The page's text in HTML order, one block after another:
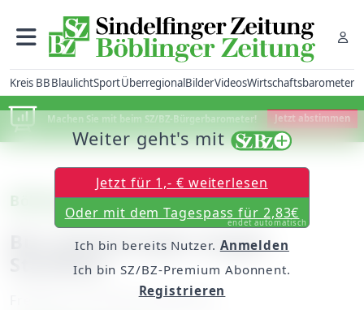
Kreis BBBlaulichtSportÜberregionalBilderVideosWirtschaftsbarometer
Machen Sie mit beim SZ/BZ-Bürgerbarometer! Jetzt abstimmen
Böblingen
Bus-Umleitungen wegen
Stadtfest
Freitag, 03. Juli 2015, 06:00 Uhr
Weiter geht's mit
Jetzt für 1,- € weiterlesen
Oder mit dem Tagespass für 2,83€
endet automatisch
Ich bin bereits Nutzer. Anmelden
Ich bin SZ/BZ-Premium Abonnent.
Registrieren